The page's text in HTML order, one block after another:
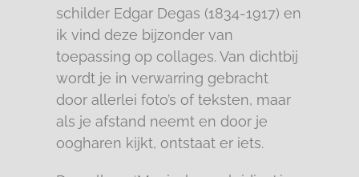
schilder Edgar Degas (1834-1917) en
ik vind deze bijzonder van
toepassing op collages. Van dichtbij
wordt je in verwarring gebracht
door allerlei foto’s of teksten, maar
als je afstand neemt en door je
oogharen kijkt, ontstaat er iets.